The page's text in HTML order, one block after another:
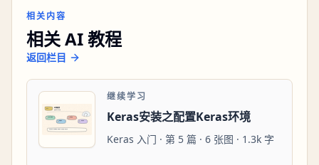
相关内容
相关 AI 教程
返回栏目
继续学习
Keras安装之配置Keras环境
Keras 入门 · 第 5 篇 · 6 张图 · 1.3k 字